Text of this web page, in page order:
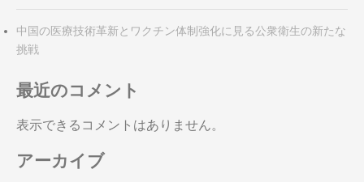
中国の医療技術革新とワクチン体制強化に見る公衆衛生の新たな
挑戦
最近のコメント
表示できるコメントはありません。
アーカイブ